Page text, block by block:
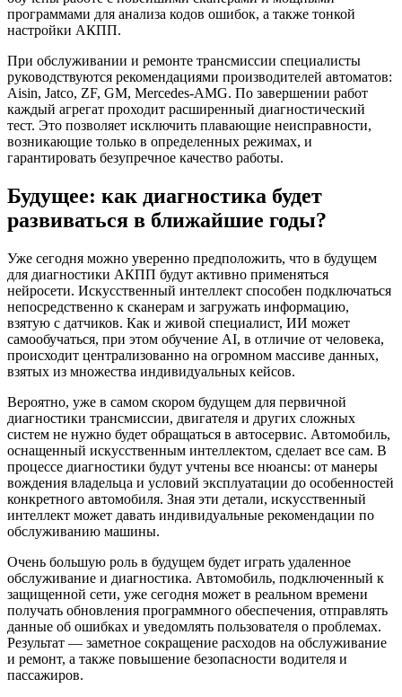
программами для анализа кодов ошибок, а также тонкой
настройки АКПП.
При обслуживании и ремонте трансмиссии специалисты
руководствуются рекомендациями производителей автоматов:
Aisin, Jatco, ZF, GM, Mercedes-AMG. По завершении работ
каждый агрегат проходит расширенный диагностический
тест. Это позволяет исключить плавающие неисправности,
возникающие только в определенных режимах, и
гарантировать безупречное качество работы.
Будущее: как диагностика будет
развиваться в ближайшие годы?
Уже сегодня можно уверенно предположить, что в будущем
для диагностики АКПП будут активно применяться
нейросети. Искусственный интеллект способен подключаться
непосредственно к сканерам и загружать информацию,
взятую с датчиков. Как и живой специалист, ИИ может
самообучаться, при этом обучение AI, в отличие от человека,
происходит централизованно на огромном массиве данных,
взятых из множества индивидуальных кейсов.
Вероятно, уже в самом скором будущем для первичной
диагностики трансмиссии, двигателя и других сложных
систем не нужно будет обращаться в автосервис. Автомобиль,
оснащенный искусственным интеллектом, сделает все сам. В
процессе диагностики будут учтены все нюансы: от манеры
вождения владельца и условий эксплуатации до особенностей
конкретного автомобиля. Зная эти детали, искусственный
интеллект может давать индивидуальные рекомендации по
обслуживанию машины.
Очень большую роль в будущем будет играть удаленное
обслуживание и диагностика. Автомобиль, подключенный к
защищенной сети, уже сегодня может в реальном времени
получать обновления программного обеспечения, отправлять
данные об ошибках и уведомлять пользователя о проблемах.
Результат — заметное сокращение расходов на обслуживание
и ремонт, а также повышение безопасности водителя и
пассажиров.